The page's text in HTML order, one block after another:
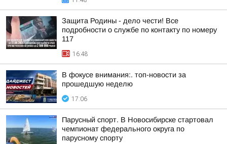
Защита Родины - дело чести! Все
подробности о службе по контакту по номеру
117
16:48
В фокусе внимания:. топ-новости за
прошедшую неделю
17:06
Парусный спорт. В Новосибирске стартовал
чемпионат федерального округа по
парусному спорту